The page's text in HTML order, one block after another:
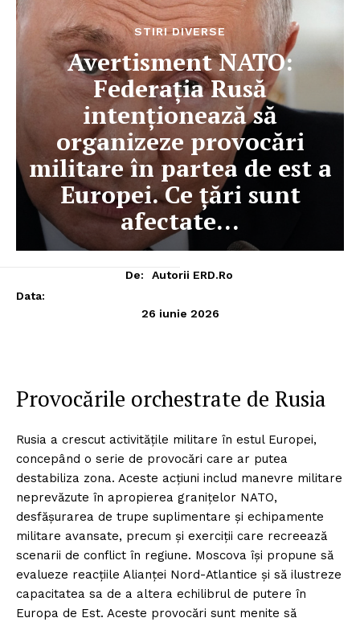
STIRI DIVERSE
Avertisment NATO:
Federația Rusă
intenționează să
organizeze provocări
militare în partea de est a
Europei. Ce țări sunt
afectate…
De:
Autorii ERD.ro
Data:
26 iunie 2026
Provocările orchestrate de Rusia
Rusia a crescut activitățile militare în estul Europei,
concepând o serie de provocări care ar putea
destabiliza zona. Aceste acțiuni includ manevre militare
neprevăzute în apropierea granițelor NATO,
desfășurarea de trupe suplimentare și echipamente
militare avansate, precum și exerciții care recreează
scenarii de conflict în regiune. Moscova își propune să
evalueze reacțiile Alianței Nord-Atlantice și să ilustreze
capacitatea sa de a altera echilibrul de putere în
Europa de Est. Aceste provocări sunt menite să